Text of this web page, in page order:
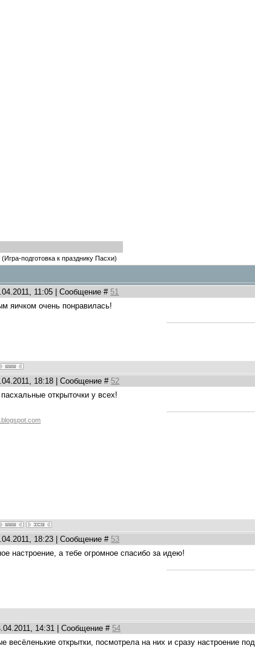
(Игра-подготовка к празднику Пасхи)
11:05 | Сообщение # 51
яичком очень понравилась!
18:18 | Сообщение # 52
открыточки у всех!
18:23 | Сообщение # 53
настроение, а тебе огромное спасибо за идею!
14:31 | Сообщение # 54
весёленькие открытки, посмотрела на них и сразу настроение